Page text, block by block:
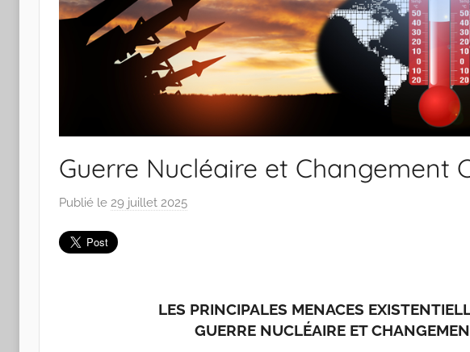
Guerre Nucléaire et Changement
Publié le 29 juillet 2025
a
LES PRINCIPALES MENACES
GUERRE NUCLÉAIRE ET